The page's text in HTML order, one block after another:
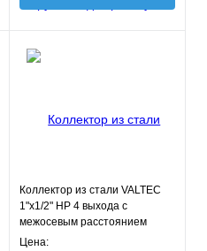
Коллектор из стали VALTEC
1"х1/2" НР 4 выхода с
межосевым расстоянием
выходов 100мм
Цена: